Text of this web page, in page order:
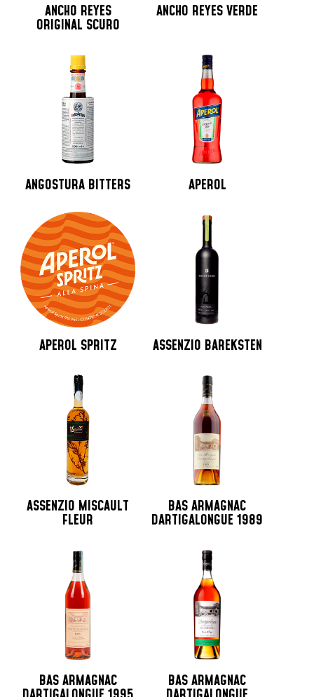
ANCHO REYES
ORIGINAL SCURO
ANCHO REYES VERDE
ANGOSTURA BITTERS APEROL
APEROL SPRITZ ASSENZIO BAREKSTEN
ASSENZIO MISCAULT
FLEUR
BAS ARMAGNAC
DARTIGALONGUE 1989
BAS ARMAGNAC BAS ARMAGNAC